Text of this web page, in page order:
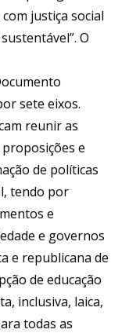
justiça social
O
sete eixos.
reunir as
e
de políticas
tendo por
e
e governos
e republicana de
de educação
inclusiva, laica,
todas as